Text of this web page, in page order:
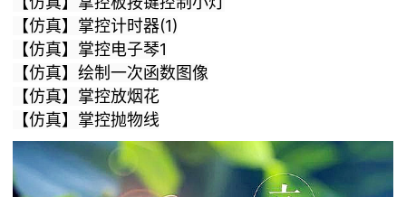
【仿真】 掌控计时器(1)
【仿真】 掌控电子琴1
【仿真】绘制一次函数图像
【仿真】 掌控放烟花
【仿真】 掌控抛物线